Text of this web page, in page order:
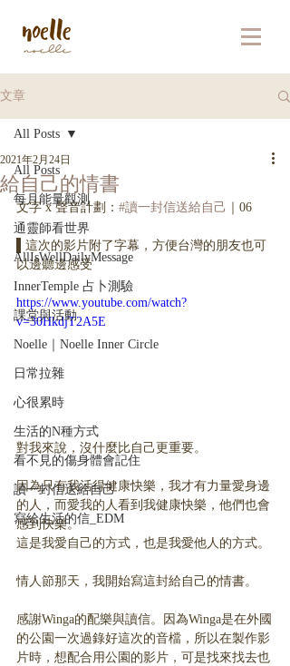
文章
All Posts
每月能量觀測
通靈師看世界
AllIsWellDailyMessage
InnerTemple 占卜測驗
課堂與活動
Noelle｜Noelle Inner Circle
日常拉雜
心很累時
生活的N種方式
看不見的傷身體會記住
讀一封信送給自己
寫給生活的信_EDM
All Posts
給自己的情書
2021年2月24日
文字 x 聲音計劃： #讀一封信送給自己 ｜06
▌這次的影片附了字幕，方便台灣的朋友也可
以邊聽邊感受
https://www.youtube.com/watch?
v=30HkdjT2A5E
對我來說，沒什麼比自己更重要。
因為只有我活得健康快樂，我才有力量愛身邊
的人，而愛我的人看到我健康快樂，他們也會
感到快樂。
這是我愛自己的方式，也是我愛他人的方式。
情人節那天，我開始寫這封給自己的情書。
感謝Winga的配樂與讀信。因為Winga是在外國
的公園一次過錄好這次的音檔，所以在製作影
片時，想配合用公園的影片，可是找來找去也